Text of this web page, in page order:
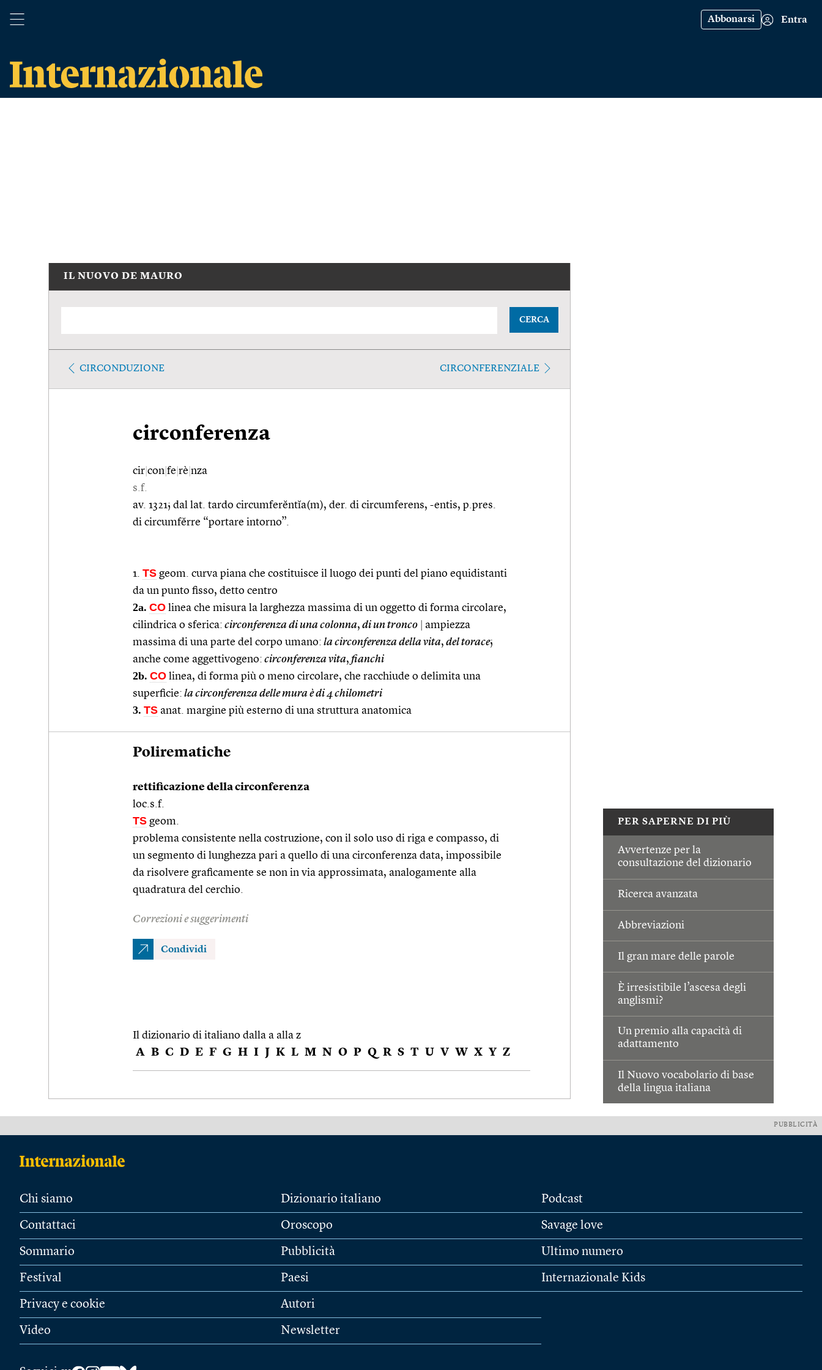
Abbonarsi Entra
PER SAPERNE DI PIÙ
Avvertenze per la
consultazione del dizionario
Ricerca avanzata
Abbreviazioni
Il gran mare delle parole
È irresistibile l’ascesa degli
anglismi?
Un premio alla capacità di
adattamento
Il Nuovo vocabolario di base
della lingua italiana
IL NUOVO DE MAURO
CERCA
CIRCONDUZIONE CIRCONFERENZIALE
circonferenza
cir con fe rè nza
s.f.
av. 1321; dal lat. tardo circumferĕntĭa(m), der. di circumferens, -entis, p.pres.
di circumfĕrre “portare intorno”.
1. TS geom. curva piana che costituisce il luogo dei punti del piano equidistanti
da un punto fisso, detto centro
2a. CO linea che misura la larghezza massima di un oggetto di forma circolare,
cilindrica o sferica: circonferenza di una colonna, di un tronco
ampiezza
massima di una parte del corpo umano: la circonferenza della vita, del torace;
anche come aggettivogeno: circonferenza vita, fianchi
2b. CO linea, di forma più o meno circolare, che racchiude o delimita una
superficie: la circonferenza delle mura è di 4 chilometri
3. TS anat. margine più esterno di una struttura anatomica
Polirematiche
rettificazione della circonferenza
loc.s.f.
TS geom.
problema consistente nella costruzione, con il solo uso di riga e compasso, di
un segmento di lunghezza pari a quello di una circonferenza data, impossibile
da risolvere graficamente se non in via approssimata, analogamente alla
quadratura del cerchio.
Correzioni e suggerimenti
Condividi
Il dizionario di italiano dalla a alla z
A B C D E F G H I J K L M N O P Q R S T U V W X Y Z
PUBBLICITÀ
Chi siamo
Contattaci
Sommario
Festival
Privacy e cookie
Video
Dizionario italiano
Oroscopo
Pubblicità
Paesi
Autori
Newsletter
Podcast
Savage love
Ultimo numero
Internazionale Kids